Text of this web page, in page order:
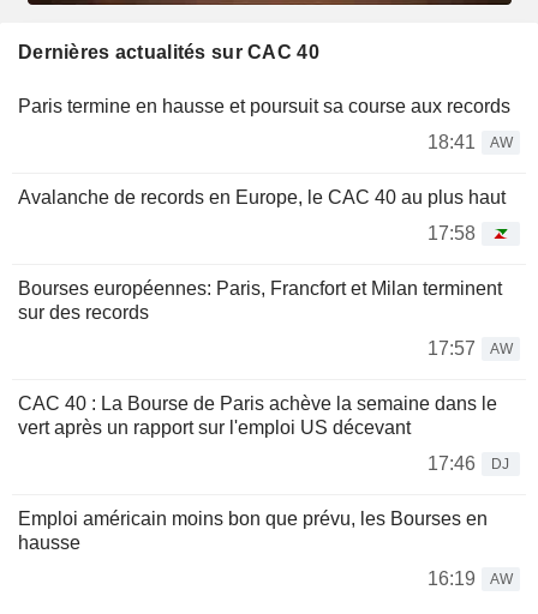
Dernières actualités sur CAC 40
Paris termine en hausse et poursuit sa course aux records
18:41
AW
Avalanche de records en Europe, le CAC 40 au plus haut
17:58
Bourses européennes: Paris, Francfort et Milan terminent
sur des records
17:57
AW
CAC 40 : La Bourse de Paris achève la semaine dans le
vert après un rapport sur l'emploi US décevant
17:46
DJ
Emploi américain moins bon que prévu, les Bourses en
hausse
16:19
AW